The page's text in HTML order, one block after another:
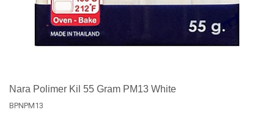
Nara Polimer Kil 55 Gram PM13 White
BPNPM13